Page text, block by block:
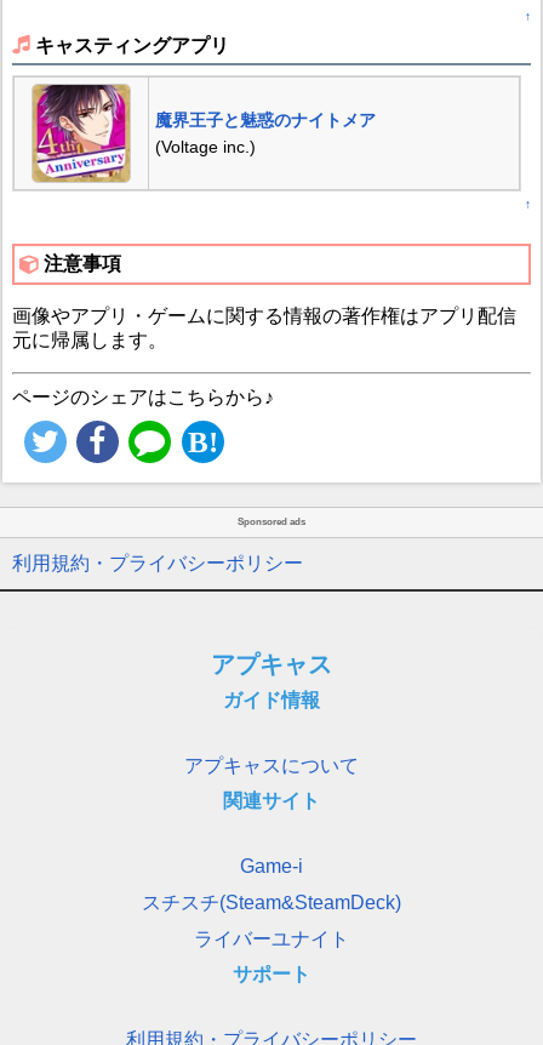
↑
キャスティングアプリ
魔界王子と魅惑のナイトメア
(Voltage inc.)
↑
注意事項
画像やアプリ・ゲームに関する情報の著作権はアプリ配信
元に帰属します。
ページのシェアはこちらから♪
Sponsored ads
利用規約・プライバシーポリシー
アプキャス
ガイド情報
アプキャスについて
関連サイト
Game-i
スチスチ(Steam&SteamDeck)
ライバーユナイト
サポート
利用規約・プライバシーポリシー